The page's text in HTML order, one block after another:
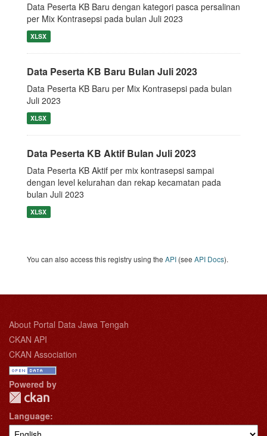
Data Peserta KB Baru dengan kategori pasca persalinan
per Mix Kontrasepsi pada bulan Juli 2023
XLSX
Data Peserta KB Baru Bulan Juli 2023
Data Peserta KB Baru per Mix Kontrasepsi pada bulan
Juli 2023
XLSX
Data Peserta KB Aktif Bulan Juli 2023
Data Peserta KB Aktif per mix kontrasepsi sampai
dengan level kelurahan dan rekap kecamatan pada
bulan Juli 2023
XLSX
You can also access this registry using the API (see API Docs).
About Portal Data Jawa Tengah
CKAN API
CKAN Association
Powered by
Language